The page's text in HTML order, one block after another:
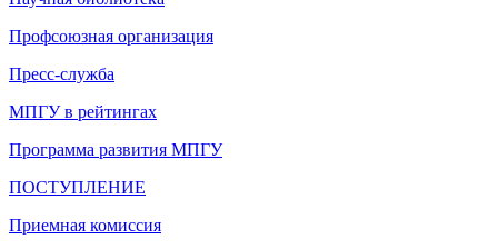
Профсоюзная организация
Пресс-служба
МПГУ в рейтингах
Программа развития МПГУ
ПОСТУПЛЕНИЕ
Приемная комиссия